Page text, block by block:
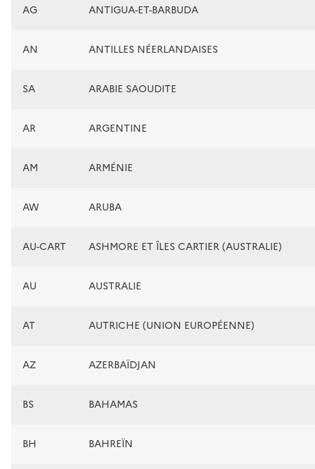
AG ANTIGUA-ET-BARBUDA
AN ANTILLES NÉERLANDAISES
SA ARABIE SAOUDITE
AR ARGENTINE
AM ARMÉNIE
AW ARUBA
AU-CART ASHMORE ET ÎLES CARTIER (AUSTRALIE)
AU AUSTRALIE
AT AUTRICHE (UNION EUROPÉENNE)
AZ AZERBAÏDJAN
BS BAHAMAS
BH BAHREÏN